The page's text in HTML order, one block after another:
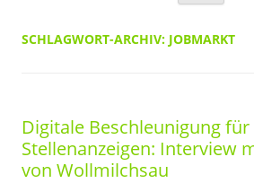
SCHLAGWORT-ARCHIV: JOBMARKT
Digitale Beschleunigung für
Stellenanzeigen: Interview
von Wollmilchsau